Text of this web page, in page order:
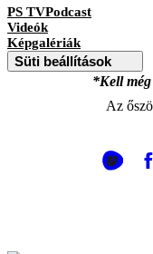
PS TVPodcast
Videók
Képgalériák
Süti beállítások
*Kell
Az